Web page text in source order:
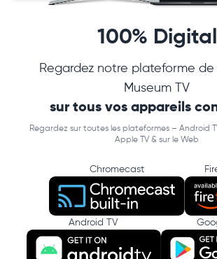
100% Digital
Regardez notre plateforme
Museum TV
sur tous vos appareils
Regardez sur toutes les plateformes – Android
Apple TV & sur le Web
Chromecast
Android TV